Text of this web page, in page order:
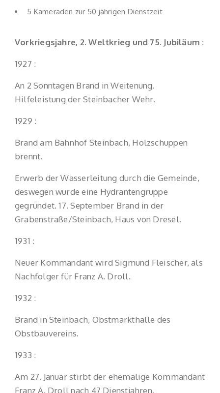
5 Kameraden zur 50 jährigen Dienstzeit
Vorkriegsjahre, 2. Weltkrieg und 75. Jubiläum :
1927 :
An 2 Sonntagen Brand in Weitenung.
Hilfeleistung der Steinbacher Wehr.
1929 :
Brand am Bahnhof Steinbach, Holzschuppen
brennt.
Erwerb der Wasserleitung durch die Gemeinde,
deswegen wurde eine Hydrantengruppe
gegründet. 17. September Brand in der
Grabenstraße/Steinbach, Haus von Dresel.
1931 :
Neuer Kommandant wird Sigmund Fleischer, als
Nachfolger für Franz A. Droll.
1932 :
Brand in Steinbach, Obstmarkthalle des
Obstbauvereins.
1933 :
Am 27. Januar stirbt der ehemalige Kommandant
Franz A. Droll nach 47 Dienstjahren.